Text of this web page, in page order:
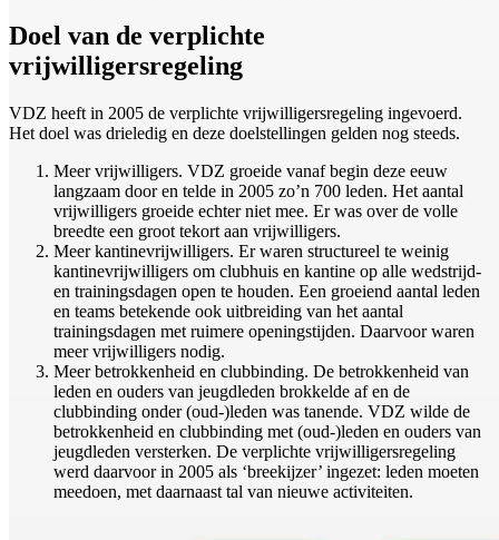
Doel van de verplichte
vrijwilligersregeling
VDZ heeft in 2005 de verplichte vrijwilligersregeling ingevoerd.
Het doel was drieledig en deze doelstellingen gelden nog steeds.
Meer vrijwilligers. VDZ groeide vanaf begin deze eeuw
langzaam door en telde in 2005 zo’n 700 leden. Het aantal
vrijwilligers groeide echter niet mee. Er was over de volle
breedte een groot tekort aan vrijwilligers.
Meer kantinevrijwilligers. Er waren structureel te weinig
kantinevrijwilligers om clubhuis en kantine op alle wedstrijd-
en trainingsdagen open te houden. Een groeiend aantal leden
en teams betekende ook uitbreiding van het aantal
trainingsdagen met ruimere openingstijden. Daarvoor waren
meer vrijwilligers nodig.
Meer betrokkenheid en clubbinding. De betrokkenheid van
leden en ouders van jeugdleden brokkelde af en de
clubbinding onder (oud-)leden was tanende. VDZ wilde de
betrokkenheid en clubbinding met (oud-)leden en ouders van
jeugdleden versterken. De verplichte vrijwilligersregeling
werd daarvoor in 2005 als ‘breekijzer’ ingezet: leden moeten
meedoen, met daarnaast tal van nieuwe activiteiten.